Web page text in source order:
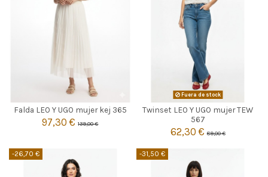
Falda LEO Y UGO mujer kej 365
97,30 €139,00 €
CRUDO
1 2
Fuera de stock
Twinset LEO Y UGO mujer TEW
567
62,30 €89,00 €
 Agotado
-26,70 € -31,50 €